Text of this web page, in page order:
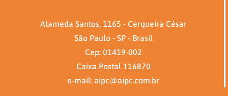
Alameda Santos, 1165 - Cerqueira César
São Paulo - SP - Brasil
Cep: 01419-002
Caixa Postal 116870
e-mail: aipc@aipc.com.br